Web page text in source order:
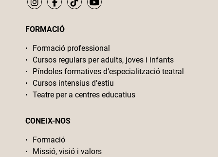
FORMACIÓ
Formació professional
Cursos regulars per adults, joves i infants
Píndoles formatives d’especialització teatral
Cursos intensius d’estiu
Teatre per a centres educatius
CONEIX-NOS
Formació
Missió, visió i valors